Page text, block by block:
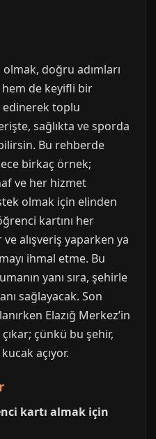
olmak, doğru adımları
hem de keyifli bir
edinerek toplu
sağlıkta ve sporda
Bu rehberde
birkaç örnek;
ve her hizmet
olmak için elinden
kartını her
alışveriş yaparken ya
ihmal etme. Bu
yanı sıra, şehirle
sağlayacak. Son
Elazığ Merkez’in
çünkü bu şehir,
açıyor.
kartı almak için